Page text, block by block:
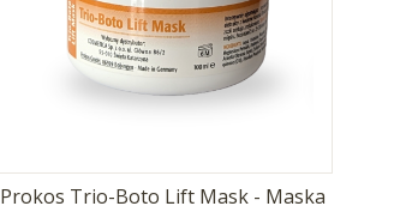
Prokos Trio-Boto Lift Mask - Maska